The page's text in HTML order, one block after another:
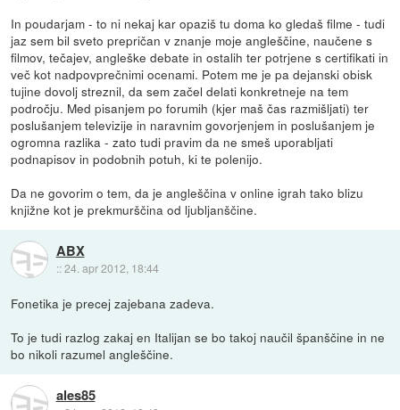
In poudarjam - to ni nekaj kar opaziš tu doma ko gledaš filme - tudi
jaz sem bil sveto prepričan v znanje moje angleščine, naučene s
filmov, tečajev, angleške debate in ostalih ter potrjene s certifikati in
več kot nadpovprečnimi ocenami. Potem me je pa dejanski obisk
tujine dovolj streznil, da sem začel delati konkretneje na tem
področju. Med pisanjem po forumih (kjer maš čas razmišljati) ter
poslušanjem televizije in naravnim govorjenjem in poslušanjem je
ogromna razlika - zato tudi pravim da ne smeš uporabljati
podnapisov in podobnih potuh, ki te polenijo.
Da ne govorim o tem, da je angleščina v online igrah tako blizu
knjižne kot je prekmurščina od ljubljanščine.
ABX
::24. apr 2012, 18:44
Fonetika je precej zajebana zadeva.
To je tudi razlog zakaj en Italijan se bo takoj naučil španščine in ne
bo nikoli razumel angleščine.
ales85